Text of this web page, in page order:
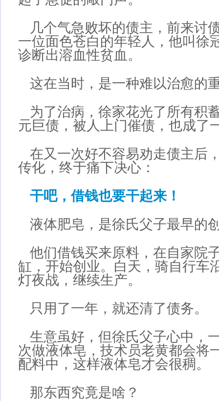
几个气急败坏的债主，前来讨
一位面色苍白的年轻人，他叫徐
诊断出溶血性贫血。
这在当时，是一种难以治愈的
为了治病，徐家花光了所有积
元巨债，被人上门催债，也成了
在又一次好不容易劝走债主后
传化，终于痛下决心：
干吧，借钱也要干起来！
液体肥皂，是徐氏父子最早的
他们借钱买来原料，在自家院
缸，开始创业。白天，骑自行车
灯夜战，继续生产。
只用了一年，就还清了债务。
生意虽好，但徐氏父子心中，
次做液体皂，技术员老黄都会将
配料中，这样液体皂才会很稠。
那东西究竟是啥？